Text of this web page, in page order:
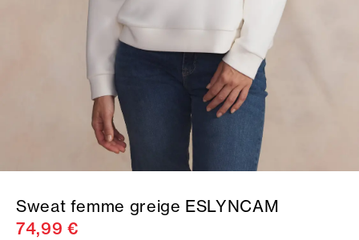
Sweat femme greige ESLYNCAM
74,99 €